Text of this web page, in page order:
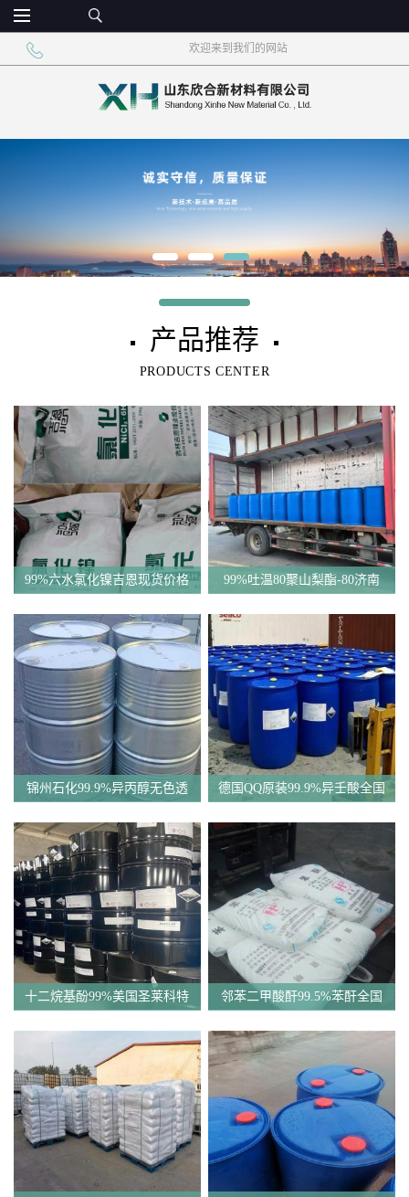
欢迎来到我们的网站
▪ 产品推荐 ▪
PRODUCTS CENTER
99%六水氯化镍吉恩现货价格
99%吐温80聚山梨酯-80济南
锦州石化99.9%异丙醇无色透
德国QQ原装99.9%异壬酸全国
十二烷基酚99%美国圣莱科特
邻苯二甲酸酐99.5%苯酐全国